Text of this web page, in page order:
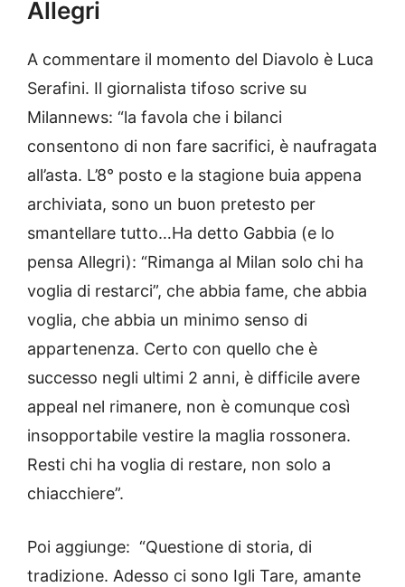
Allegri
A commentare il momento del Diavolo è Luca
Serafini. Il giornalista tifoso scrive su
Milannews: “la favola che i bilanci
consentono di non fare sacrifici, è naufragata
all’asta. L’8° posto e la stagione buia appena
archiviata, sono un buon pretesto per
smantellare tutto…Ha detto Gabbia (e lo
pensa Allegri): “Rimanga al Milan solo chi ha
voglia di restarci”, che abbia fame, che abbia
voglia, che abbia un minimo senso di
appartenenza. Certo con quello che è
successo negli ultimi 2 anni, è difficile avere
appeal nel rimanere, non è comunque così
insopportabile vestire la maglia rossonera.
Resti chi ha voglia di restare, non solo a
chiacchiere”.
Poi aggiunge: “Questione di storia, di
tradizione. Adesso ci sono Igli Tare, amante